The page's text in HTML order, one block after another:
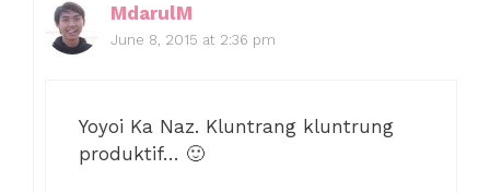
MdarulM
June 8, 2015 at 2:36 pm
Yoyoi Ka Naz. Kluntrang kluntrung
produktif… 🙂